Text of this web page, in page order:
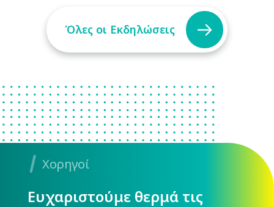
Όλες οι Εκδηλώσεις
Χορηγοί
Ευχαριστούμε θερμά τις